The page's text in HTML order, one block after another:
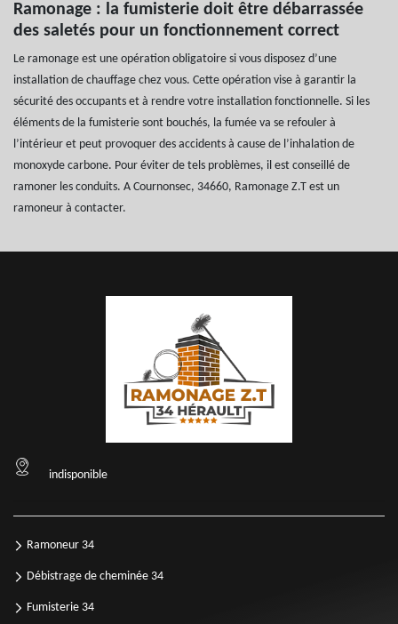
Ramonage : la fumisterie doit être débarrassée
des saletés pour un fonctionnement correct
Le ramonage est une opération obligatoire si vous disposez d’une
installation de chauffage chez vous. Cette opération vise à garantir la
sécurité des occupants et à rendre votre installation fonctionnelle. Si les
éléments de la fumisterie sont bouchés, la fumée va se refouler à
l’intérieur et peut provoquer des accidents à cause de l’inhalation de
monoxyde carbone. Pour éviter de tels problèmes, il est conseillé de
ramoner les conduits. A Cournonsec, 34660, Ramonage Z.T est un
ramoneur à contacter.
indisponible
Ramoneur 34
Débistrage de cheminée 34
Fumisterie 34